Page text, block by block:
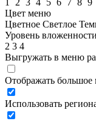
1
2 3 4 5 6 7 8 9
Цвет меню
Цветное Светлое
Уровень
2 3 4
Выгружать в меню
Отображать
Использовать